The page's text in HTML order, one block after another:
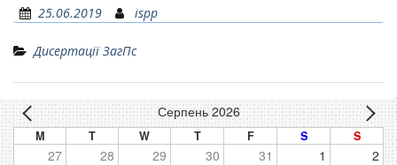
25.06.2019 ispp
Дисертації ЗагПс
Серпень 2026
M T W T F S S
27 28 29 30 31 1 2